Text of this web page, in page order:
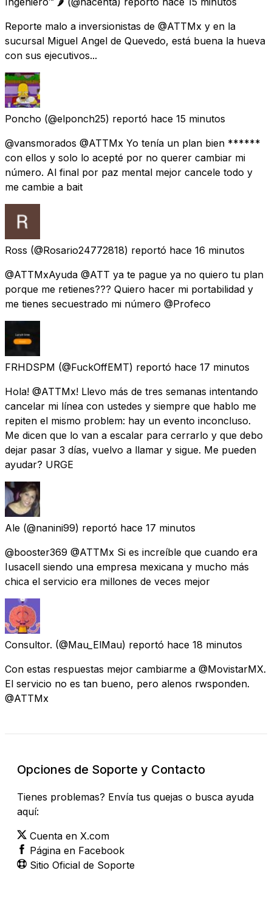
Reporte malo a inversionistas de @ATTMx y en la
sucursal Miguel Angel de Quevedo, está buena la hueva
con sus ejecutivos...
Poncho (@elponch25) reportó hace 15 minutos
@vansmorados @ATTMx Yo tenía un plan bien ******
con ellos y solo lo acepté por no querer cambiar mi
número. Al final por paz mental mejor cancele todo y
me cambie a bait
Ross (@Rosario24772818) reportó hace 16 minutos
@ATTMxAyuda @ATT ya te pague ya no quiero tu plan
porque me retienes??? Quiero hacer mi portabilidad y
me tienes secuestrado mi número @Profeco
FRHDSPM (@FuckOffEMT) reportó hace 17 minutos
Hola! @ATTMx! Llevo más de tres semanas intentando
cancelar mi línea con ustedes y siempre que hablo me
repiten el mismo problem: hay un evento inconcluso.
Me dicen que lo van a escalar para cerrarlo y que debo
dejar pasar 3 días, vuelvo a llamar y sigue. Me pueden
ayudar? URGE
Ale (@nanini99) reportó hace 17 minutos
@booster369 @ATTMx Si es increíble que cuando era
Iusacell siendo una empresa mexicana y mucho más
chica el servicio era millones de veces mejor
Consultor. (@Mau_ElMau) reportó hace 18 minutos
Con estas respuestas mejor cambiarme a @MovistarMX.
El servicio no es tan bueno, pero alenos rwsponden.
@ATTMx
Opciones de Soporte y Contacto
Tienes problemas? Envía tus quejas o busca ayuda
aquí:
Cuenta en X.com
Página en Facebook
Sitio Oficial de Soporte